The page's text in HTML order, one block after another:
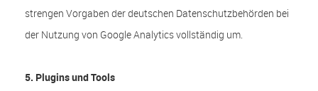
strengen Vorgaben der deutschen Datenschutzbehörden bei
der Nutzung von Google Analytics vollständig um.
5. Plugins und Tools